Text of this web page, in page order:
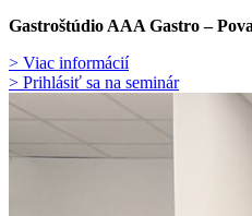
Gastroštúdio AAA Gastro –
> Viac informácií
> Prihlásiť sa na seminár